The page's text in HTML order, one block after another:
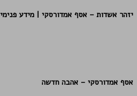
יזהר אשדות – אסף אמדורסקי | מידע פנימי
אסף אמדורסקי – אהבה חדשה